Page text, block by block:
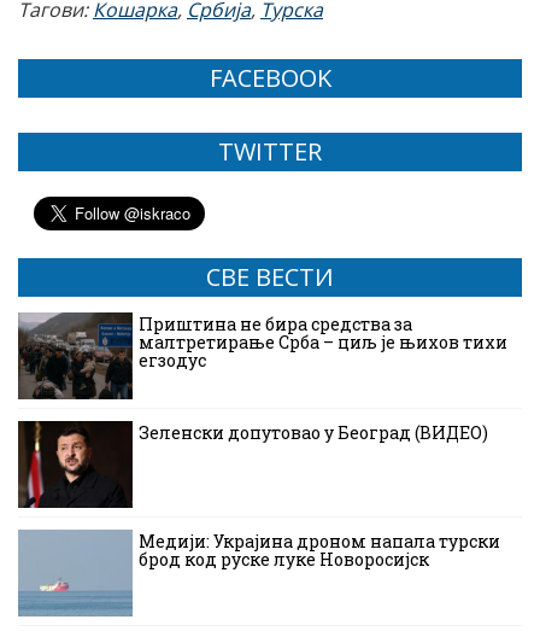
Тагови:Кошарка, Србија, Турска
FACEBOOK
TWITTER
СВЕ ВЕСТИ
Приштина не бира средства за
малтретирање Срба – циљ је њихов тихи
егзодус
Зеленски допутовао у Београд (ВИДЕО)
Медији: Украјина дроном напала турски
брод код руске луке Новоросијск